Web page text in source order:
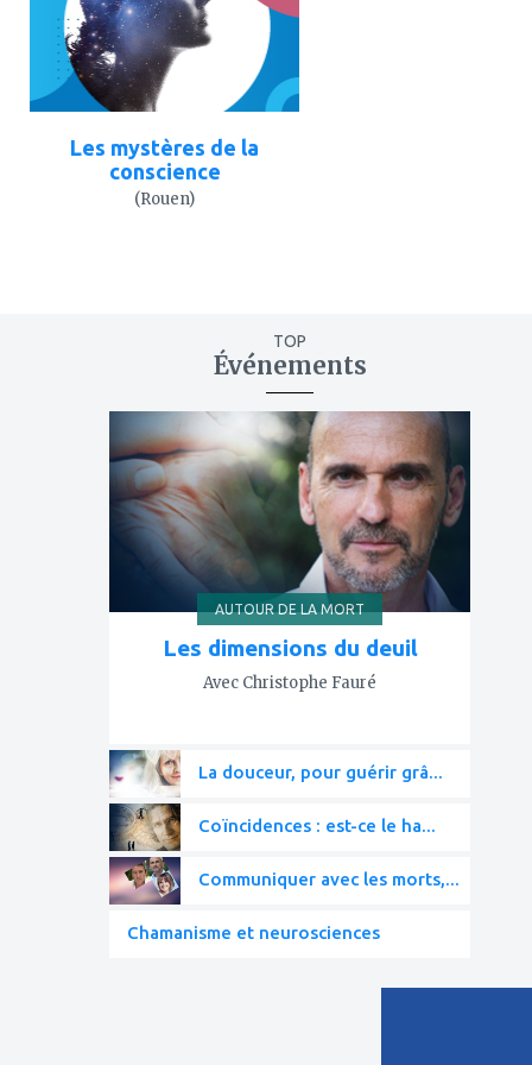
Les mystères de la
conscience
(Rouen)
TOP
Événements
mes
favoris
AUTOUR DE LA MORT
Les dimensions du deuil
Avec Christophe Fauré
La douceur, pour guérir grâ...
Coïncidences : est-ce le ha...
Communiquer avec les morts,...
Chamanisme et neurosciences